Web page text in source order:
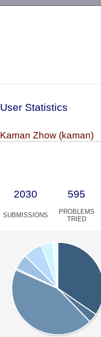
User Statistics
Kaman Zhow (kaman)
2030 595
SUBMISSIONS
PROBLEMS
TRIED